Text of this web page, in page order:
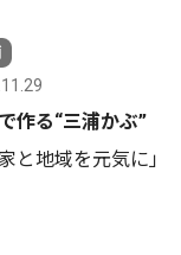
作る“三浦かぶ”
家と地域を元気に」